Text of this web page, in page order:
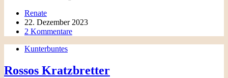
Renate
22. Dezember 2023
2 Kommentare
Kunterbuntes
Rossos Kratzbretter